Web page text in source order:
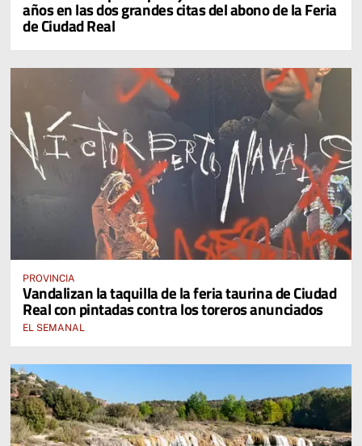
años en las dos grandes citas del abono de la Feria
de Ciudad Real
PROVINCIA
Vandalizan la taquilla de la feria taurina de Ciudad
Real con pintadas contra los toreros anunciados
EL SEMANAL